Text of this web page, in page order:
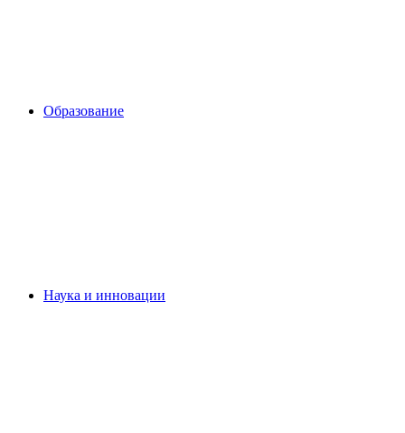
Образование
Наука и инновации